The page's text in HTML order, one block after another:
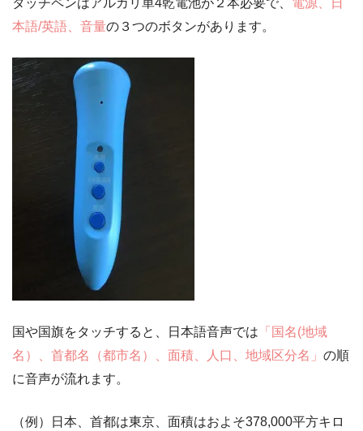
本語/英語、音量の３つのボタンがあります。
国や国旗をタッチすると、日本語音声では 「国名(地域
名）、首都名（都市名）、面積、人口、地域区分名」 の順
に音声が流れます。
（例）日本、首都は東京、面積はおよそ378,000平方キロ